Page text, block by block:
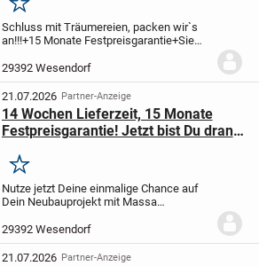
Merken
Schluss mit Träumereien, packen wir`s
an!!!+15 Monate Festpreisgarantie+Sie
+Finanzierung ohne Eigenkapital,
Förderung macht es möglich!?+Durch
Eigenleistun...
29392 Wesendorf
21.07.2026 Partner-Anzeige
14 Wochen Lieferzeit, 15 Monate
Festpreisgarantie! Jetzt bist Du dran!
Merken
Nutze jetzt Deine einmalige Chance auf
Dein Neubauprojekt mit Massa
Massa machts möglich!
gewünscht? Willkommen bei Massa
Haus! Top- Preis/Leistungsverh...
29392 Wesendorf
21.07.2026 Partner-Anzeige